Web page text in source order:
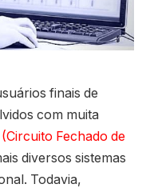
finais de
com muita
Fechado de
diversos sistemas
Todavia,